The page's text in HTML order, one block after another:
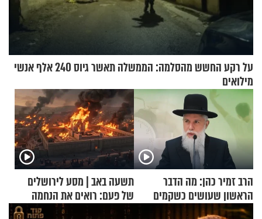
על רקע החשש מהסלמה: הממשלה תאשר גיוס 240 אלף אנשי
מילואים
הרב זמיר כהן: מה הדבר
הראשון שעושים כשקמים
בבוקר?
תשעה באב | מסע לירושלים
של פעם: רואים את הנחמה